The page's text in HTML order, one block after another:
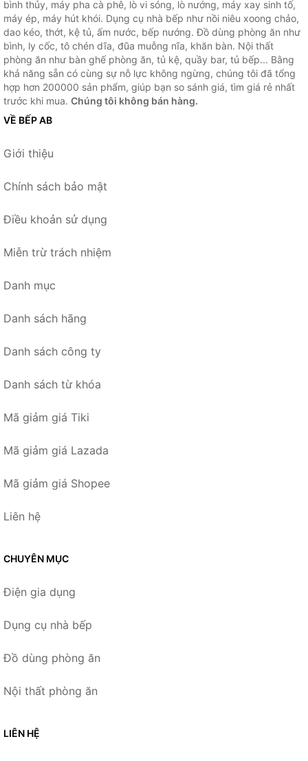
bình thủy, máy pha cà phê, lò vi sóng, lò nướng, máy xay sinh tố,
máy ép, máy hút khói. Dụng cụ nhà bếp như nồi niêu xoong chảo,
dao kéo, thớt, kệ tủ, ấm nước, bếp nướng. Đồ dùng phòng ăn như
bình, ly cốc, tô chén dĩa, đũa muỗng nĩa, khăn bàn. Nội thất
phòng ăn như bàn ghế phòng ăn, tủ kệ, quầy bar, tủ bếp... Bằng
khả năng sẵn có cùng sự nỗ lực không ngừng, chúng tôi đã tổng
hợp hơn 200000 sản phẩm, giúp bạn so sánh giá, tìm giá rẻ nhất
trước khi mua. Chúng tôi không bán hàng.
VỀ BẾP AB
Giới thiệu
Chính sách bảo mật
Điều khoản sử dụng
Miễn trừ trách nhiệm
Danh mục
Danh sách hãng
Danh sách công ty
Danh sách từ khóa
Mã giảm giá Tiki
Mã giảm giá Lazada
Mã giảm giá Shopee
Liên hệ
CHUYÊN MỤC
Điện gia dụng
Dụng cụ nhà bếp
Đồ dùng phòng ăn
Nội thất phòng ăn
LIÊN HỆ